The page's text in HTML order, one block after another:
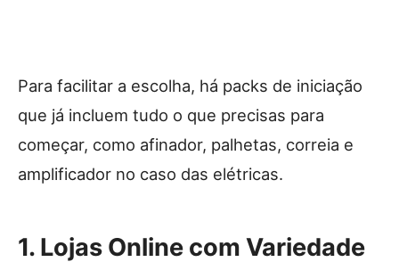
Para facilitar a escolha, há packs de iniciação
que já incluem tudo o que precisas para
começar, como afinador, palhetas, correia e
amplificador no caso das elétricas.
1. Lojas Online com Variedade